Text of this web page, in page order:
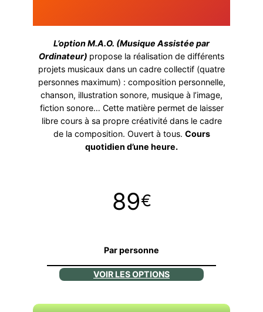
L’option M.A.O. (Musique Assistée par
Ordinateur) propose la réalisation de différents
projets musicaux dans un cadre collectif (quatre
personnes maximum) : composition personnelle,
chanson, illustration sonore, musique à l’image,
fiction sonore… Cette matière permet de laisser
libre cours à sa propre créativité dans le cadre
de la composition. Ouvert à tous. Cours
quotidien d’une heure.
89€
Par personne
VOIR LES OPTIONS